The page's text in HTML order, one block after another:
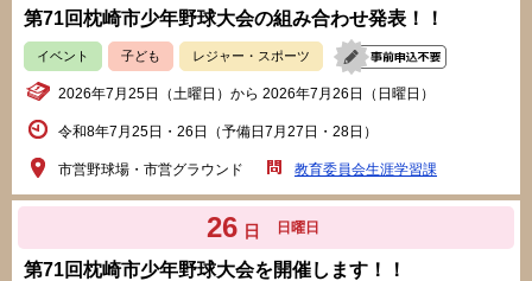
第71回枕崎市少年野球大会の組み合わせ発表！！
イベント 子ども レジャー・スポーツ
2026年7月25日（土曜日）から 2026年7月26日（日曜日）
令和8年7月25日・26日（予備日7月27日・28日）
市営野球場・市営グラウンド 教育委員会生涯学習課
26 日 日曜日
第71回枕崎市少年野球大会を開催します！！